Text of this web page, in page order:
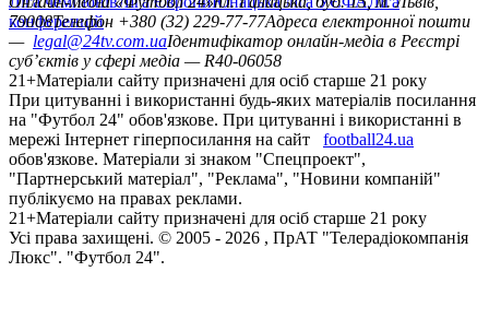
конференцій
79008Телефон +380 (32) 229-77-77Адреса електронної пошти
— legal@24tv.com.uaІдентифікатор онлайн-медіа в Реєстрі
суб’єктів у сфері медіа — R40-06058
21+Матеріали сайту призначені для осіб старше 21 року
При цитуванні і використанні будь-яких матеріалів посилання
на "Футбол 24" обов'язкове. При цитуванні і використанні в
мережі Інтернет гіперпосилання на сайт
football24.ua
обов'язкове. Матеріали зі знаком "Спецпроект",
"Партнерський матеріал", "Реклама", "Новини компаній"
публікуємо на правах реклами.
21+Матеріали сайту призначені для осіб старше 21 року
Усi права захищенi. © 2005 - 2026 , ПрАТ "Телерадіокомпанія
Люкс". "Футбол 24".